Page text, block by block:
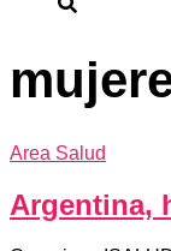
Area Salud
Argentina,